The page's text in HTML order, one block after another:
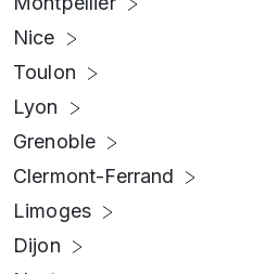
Nice
Toulon
Lyon
Grenoble
Clermont-Ferrand
Limoges
Dijon